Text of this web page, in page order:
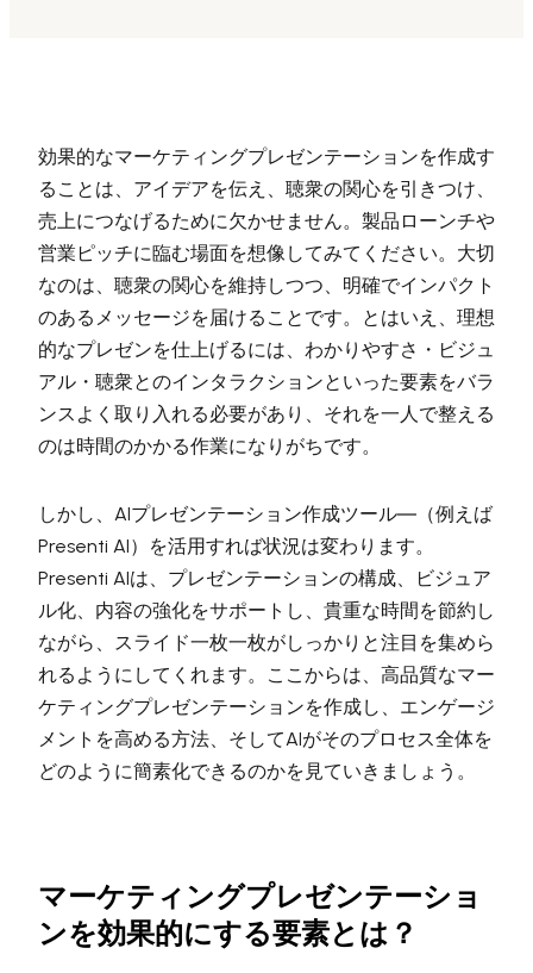
効果的なマーケティングプレゼンテーションを作成す
ることは、アイデアを伝え、聴衆の関心を引きつけ、
売上につなげるために欠かせません。製品ローンチや
営業ピッチに臨む場面を想像してみてください。大切
なのは、聴衆の関心を維持しつつ、明確でインパクト
のあるメッセージを届けることです。とはいえ、理想
的なプレゼンを仕上げるには、わかりやすさ・ビジュ
アル・聴衆とのインタラクションといった要素をバラ
ンスよく取り入れる必要があり、それを一人で整える
のは時間のかかる作業になりがちです。
しかし、AIプレゼンテーション作成ツール―（例えば
Presenti AI）を活用すれば状況は変わります。
Presenti AIは、プレゼンテーションの構成、ビジュア
ル化、内容の強化をサポートし、貴重な時間を節約し
ながら、スライド一枚一枚がしっかりと注目を集めら
れるようにしてくれます。ここからは、高品質なマー
ケティングプレゼンテーションを作成し、エンゲージ
メントを高める方法、そしてAIがそのプロセス全体を
どのように簡素化できるのかを見ていきましょう。
マーケティングプレゼンテーショ
ンを効果的にする要素とは？